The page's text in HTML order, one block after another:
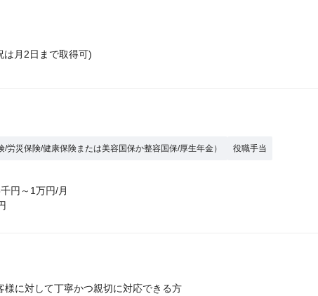
は月2日まで取得可)
労災保険/健康保険または美容国保か整容国保/厚生年金） 役職手当
円～1万円/月
様に対して丁寧かつ親切に対応できる方